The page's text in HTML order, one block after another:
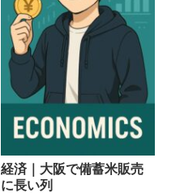
経済｜大阪で備蓄米販売
に長い列